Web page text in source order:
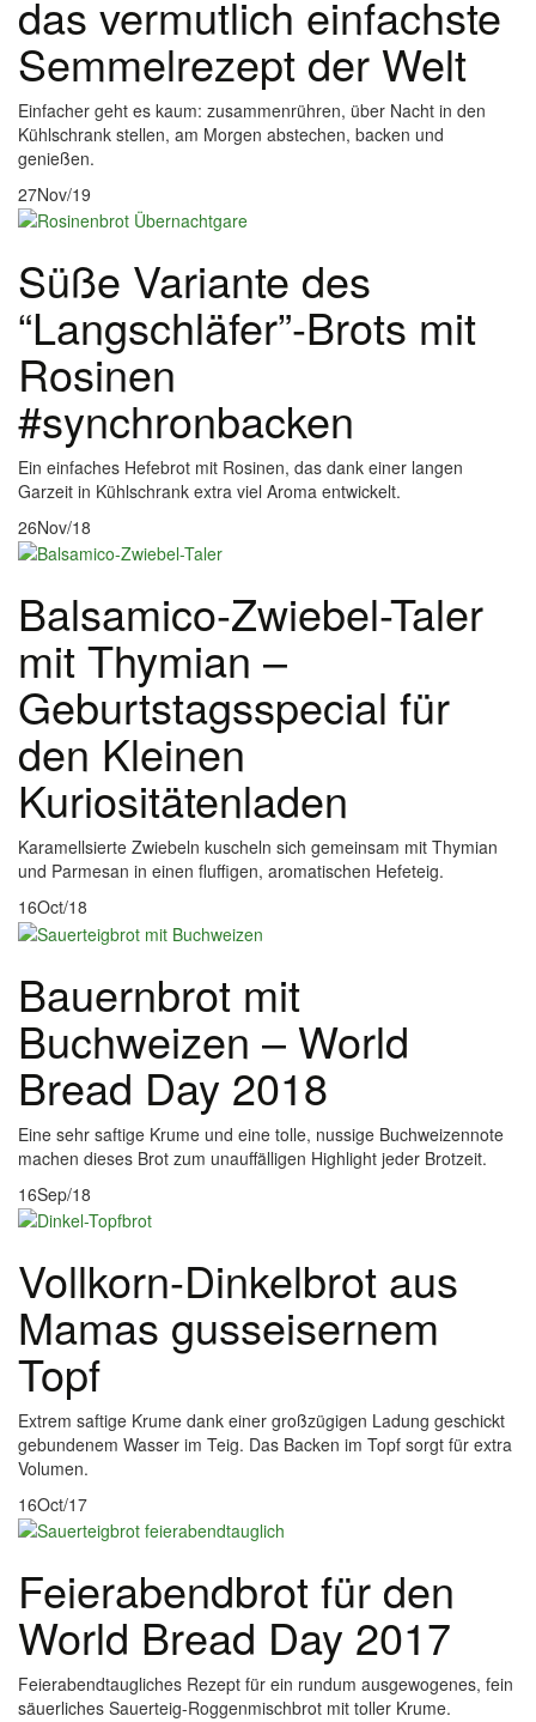
das vermutlich einfachste
Semmelrezept der Welt
Einfacher geht es kaum: zusammenrühren, über Nacht in den
Kühlschrank stellen, am Morgen abstechen, backen und
genießen.
27Nov/19
Süße Variante des
“Langschläfer”-Brots mit
Rosinen
#synchronbacken
Ein einfaches Hefebrot mit Rosinen, das dank einer langen
Garzeit in Kühlschrank extra viel Aroma entwickelt.
26Nov/18
Balsamico-Zwiebel-Taler
mit Thymian –
Geburtstagsspecial für
den Kleinen
Kuriositätenladen
Karamellsierte Zwiebeln kuscheln sich gemeinsam mit Thymian
und Parmesan in einen fluffigen, aromatischen Hefeteig.
16Oct/18
Bauernbrot mit
Buchweizen – World
Bread Day 2018
Eine sehr saftige Krume und eine tolle, nussige Buchweizennote
machen dieses Brot zum unauffälligen Highlight jeder Brotzeit.
16Sep/18
Vollkorn-Dinkelbrot aus
Mamas gusseisernem
Topf
Extrem saftige Krume dank einer großzügigen Ladung geschickt
gebundenem Wasser im Teig. Das Backen im Topf sorgt für extra
Volumen.
16Oct/17
Feierabendbrot für den
World Bread Day 2017
Feierabendtaugliches Rezept für ein rundum ausgewogenes, fein
säuerliches Sauerteig-Roggenmischbrot mit toller Krume.